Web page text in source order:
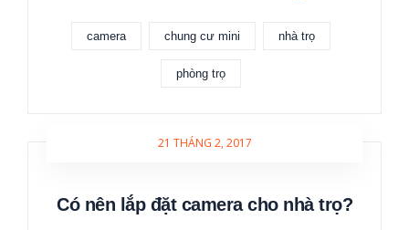
camera chung cư mini nhà trọ
phòng trọ
21 THÁNG 2, 2017
Có nên lắp đặt camera cho nhà trọ?